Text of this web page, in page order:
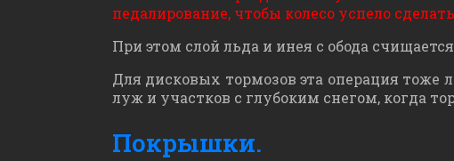
педалирование, чтобы колесо успело
При этом слой льда и инея с обода
Для дисковых тормозов эта операция тоже
луж и участков с глубоким снегом, когда
Покрышки.